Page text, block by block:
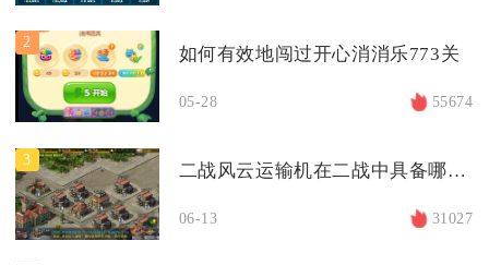
2
如何有效地闯过开心消消乐773关
05-28 55674
3
二战风云运输机在二战中具备哪些独特优势
06-13 31027